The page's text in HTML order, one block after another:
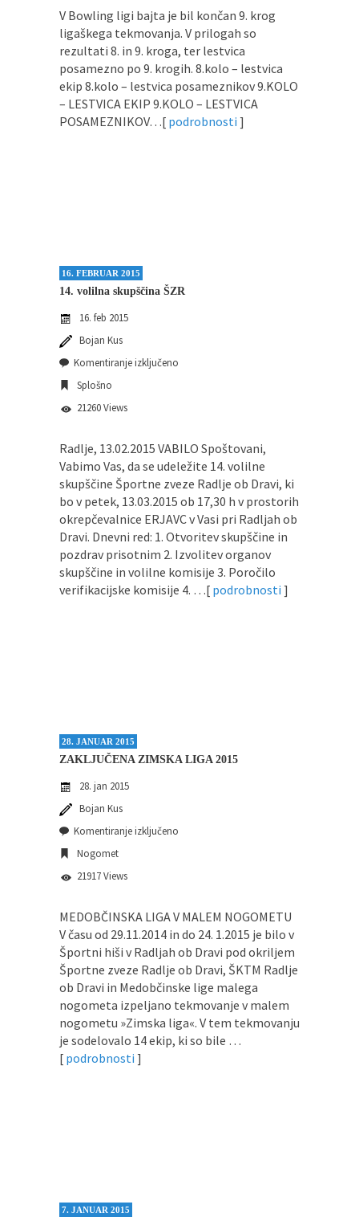
V Bowling ligi bajta je bil končan 9. krog
ligaškega tekmovanja. V prilogah so
rezultati 8. in 9. kroga, ter lestvica
posamezno po 9. krogih. 8.kolo – lestvica
ekip 8.kolo – lestvica posameznikov 9.KOLO
– LESTVICA EKIP 9.KOLO – LESTVICA
POSAMEZNIKOV…[ podrobnosti ]
16. FEBRUAR 2015
14. volilna skupščina ŠZR
16. feb 2015
Bojan Kus
Komentiranje izključeno
Splošno
21260 Views
Radlje, 13.02.2015 VABILO Spoštovani,
Vabimo Vas, da se udeležite 14. volilne
skupščine Športne zveze Radlje ob Dravi, ki
bo v petek, 13.03.2015 ob 17,30 h v prostorih
okrepčevalnice ERJAVC v Vasi pri Radljah ob
Dravi. Dnevni red: 1. Otvoritev skupščine in
pozdrav prisotnim 2. Izvolitev organov
skupščine in volilne komisije 3. Poročilo
verifikacijske komisije 4. …[ podrobnosti ]
28. JANUAR 2015
ZAKLJUČENA ZIMSKA LIGA 2015
28. jan 2015
Bojan Kus
Komentiranje izključeno
Nogomet
21917 Views
MEDOBČINSKA LIGA V MALEM NOGOMETU
V času od 29.11.2014 in do 24. 1.2015 je bilo v
Športni hiši v Radljah ob Dravi pod okriljem
Športne zveze Radlje ob Dravi, ŠKTM Radlje
ob Dravi in Medobčinske lige malega
nogometa izpeljano tekmovanje v malem
nogometu »Zimska liga«. V tem tekmovanju
je sodelovalo 14 ekip, ki so bile …
[ podrobnosti ]
7. JANUAR 2015